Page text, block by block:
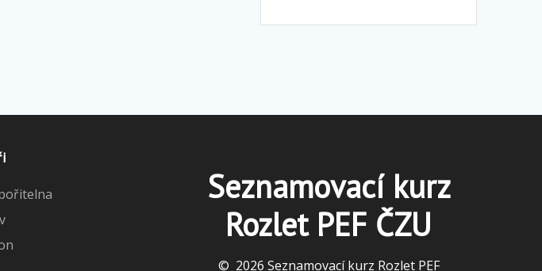
Seznamovací kurz
Rozlet PEF ČZU
© 2026 Seznamovací kurz Rozlet PEF